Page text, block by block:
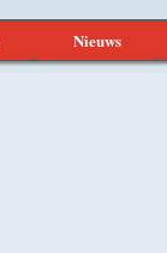
Nieuws